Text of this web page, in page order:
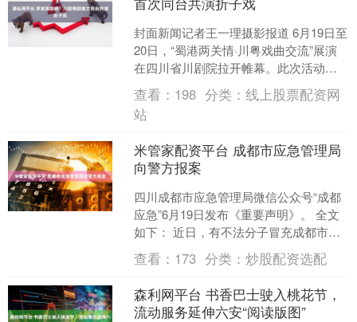
封面新闻记者王一理摄影报道 6月19日至
20日，“蜀港两关情·川粤戏曲交流”展演
在四川省川剧院拉开帷幕。此次活动的
艺术总监由著名演员、粤剧名家罗家英
担任。这一次....
查看： 198 分类：线上股票配资网
站
米管家配资平台 成都市应急管理局
向警方报案
四川成都市应急管理局微信公众号“成都
应急”6月19日发布《重要声明》。 全文
如下： 近日，有不法分子冒充成都市应
急管理局名义发送《通知》至相关部
门、学校等单位，....
查看： 173 分类：炒股配资选配
森利网平台 书香巴士驶入桃花节，
流动服务延伸六安“阅读版图”